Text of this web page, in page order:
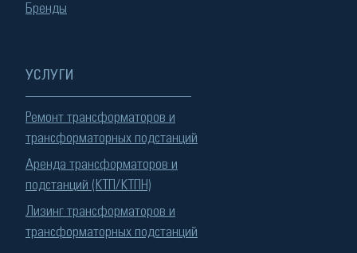
Бренды
УСЛУГИ
Ремонт трансформаторов и
трансформаторных подстанций
Аренда трансформаторов и
подстанций (КТП/КТПН)
Лизинг трансформаторов и
трансформаторных подстанций